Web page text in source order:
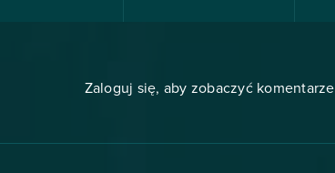
Zaloguj się, aby zobaczyć komentarze